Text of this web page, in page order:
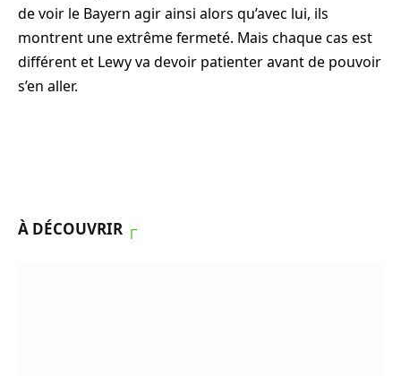
de voir le Bayern agir ainsi alors qu’avec lui, ils
montrent une extrême fermeté. Mais chaque cas est
différent et Lewy va devoir patienter avant de pouvoir
s’en aller.
À DÉCOUVRIR ┌